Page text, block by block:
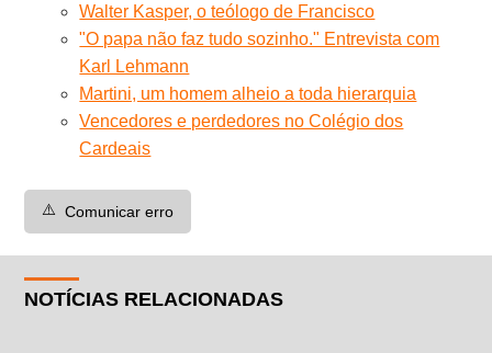
Walter Kasper, o teólogo de Francisco
"O papa não faz tudo sozinho." Entrevista com
Karl Lehmann
Martini, um homem alheio a toda hierarquia
Vencedores e perdedores no Colégio dos
Cardeais
⚠️ Comunicar erro
NOTÍCIAS RELACIONADAS